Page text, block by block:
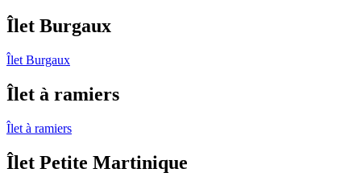
Îlet Burgaux
Îlet Burgaux
Îlet à ramiers
Îlet à ramiers
Îlet Petite Martinique